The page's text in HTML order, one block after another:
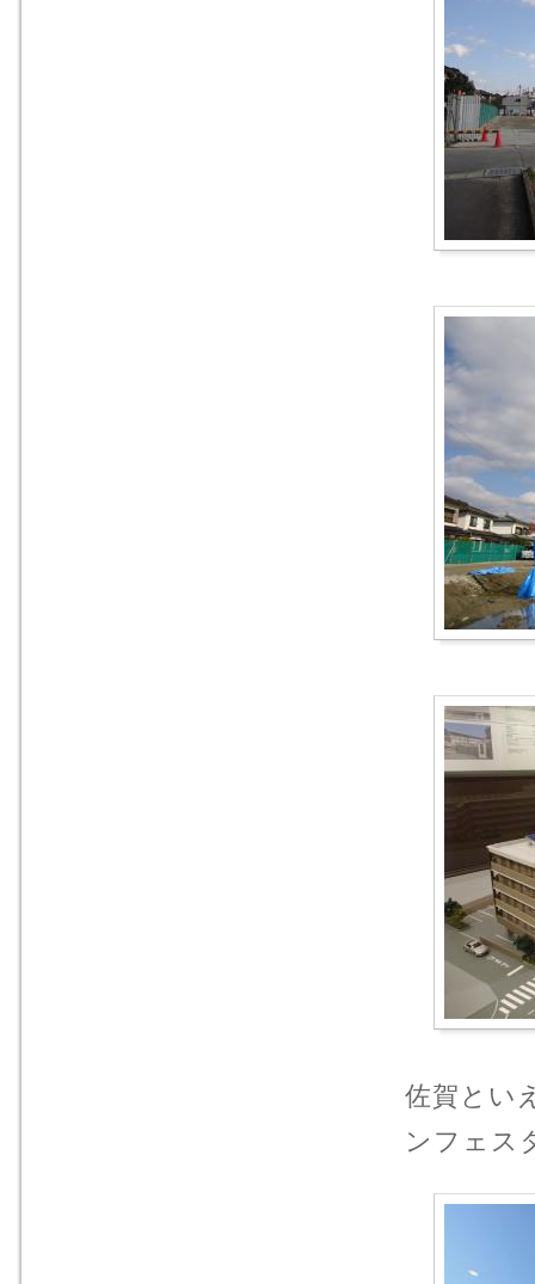
佐賀とい
ンフェス